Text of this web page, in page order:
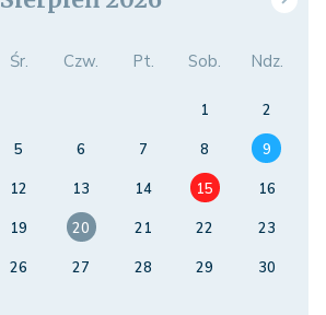
Śr. Czw. Pt. Sob. Ndz.
1
2
5 6 7 8
9
12 13 14 15
16
19 20 21 22
23
26 27 28 29
30